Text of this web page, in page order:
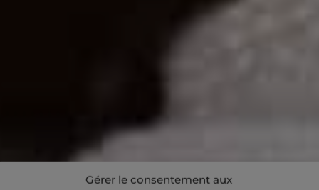
Gérer le consentement aux